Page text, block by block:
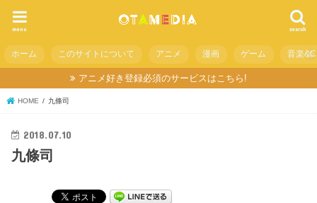
search
menu
ホーム このサイトについて アニメ 漫画 ゲーム 音楽
アニメ好き登録必須のサービスはこちら!
HOME 九條司
2018.07.10
九條司